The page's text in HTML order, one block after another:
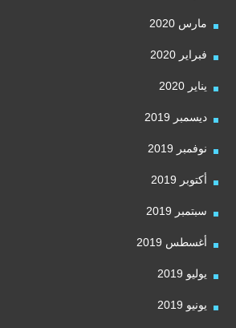
مارس 2020
فبراير 2020
يناير 2020
ديسمبر 2019
نوفمبر 2019
أكتوبر 2019
سبتمبر 2019
أغسطس 2019
يوليو 2019
يونيو 2019